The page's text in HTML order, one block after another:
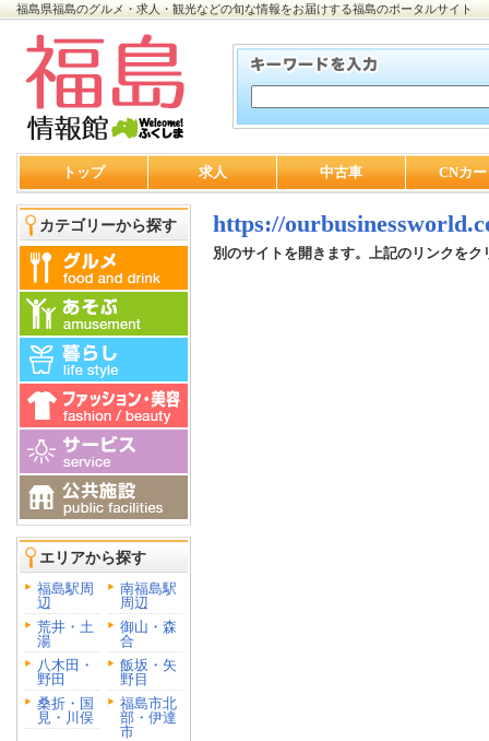
福島県福島のグルメ・求人・観光などの旬な情報をお届けする福島のポータルサイト
トップ 求人 中古車 CNカ
カテゴリーから探す
エリアから探す
福島駅周
辺
南福島駅
周辺
荒井・土
湯
御山・森
合
八木田・
野田
飯坂・矢
野目
桑折・国
見・川俣
福島市北
部・伊達
市
https://
別のサイトを開きます。上記のリンクをク